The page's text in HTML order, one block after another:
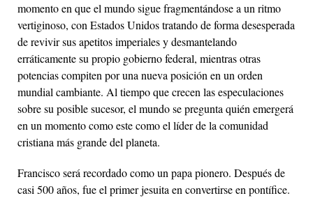
momento en que el mundo sigue fragmentándose a un ritmo
vertiginoso, con Estados Unidos tratando de forma desesperada
de revivir sus apetitos imperiales y desmantelando
erráticamente su propio gobierno federal, mientras otras
potencias compiten por una nueva posición en un orden
mundial cambiante. Al tiempo que crecen las especulaciones
sobre su posible sucesor, el mundo se pregunta quién emergerá
en un momento como este como el líder de la comunidad
cristiana más grande del planeta.
Francisco será recordado como un papa pionero. Después de
casi 500 años, fue el primer jesuita en convertirse en pontífice.